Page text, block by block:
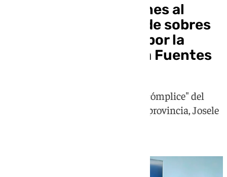
El PP pide explicaciones al
PSOE por la entrega de sobres
con dinero realizada por la
malagueña Ana María Fuentes
Además, ha criticado el "silencio cómplice" del
secretario general del PSOE en la provincia, Josele